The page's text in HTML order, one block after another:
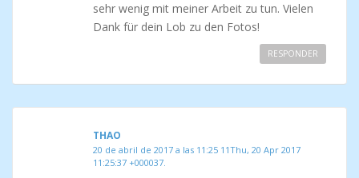
sehr wenig mit meiner Arbeit zu tun. Vielen
Dank für dein Lob zu den Fotos!
RESPONDER
THAO
20 de abril de 2017 a las 11:25 11Thu, 20 Apr 2017
11:25:37 +000037.